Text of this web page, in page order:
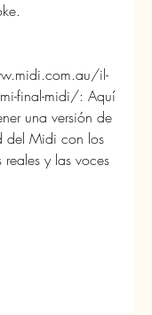
il-
final-midi/: Aquí
una versión de
del Midi con los
reales y las voces